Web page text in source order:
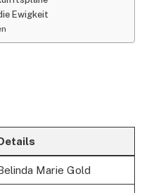
Ewigkeit
Marie Gold